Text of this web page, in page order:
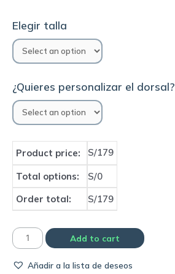
Elegir talla
¿Quieres personalizar el dorsal?
Product price: S/179
Total options:
S/0
Order total:
S/179
Camiseta
Milan
Add to cart
Añadir a la lista de deseos